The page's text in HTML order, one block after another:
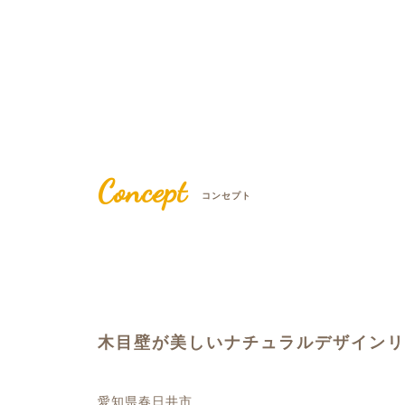
Concept コンセプト
木目壁が美しいナチュラルデザイン
愛知県春日井市